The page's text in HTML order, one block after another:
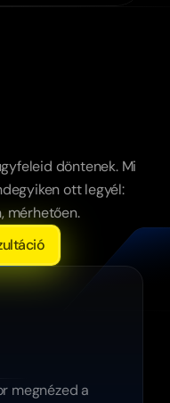
van. döntenek. Mi
ott legyél:
mérhetően.
megnézed a